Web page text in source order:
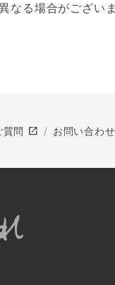
なる場合がござい
質問 open_in_new お問い合わせ